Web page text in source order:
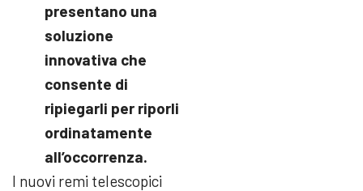
presentano una
soluzione
innovativa che
consente di
ripiegarli per riporli
ordinatamente
all’occorrenza.
I nuovi remi telescopici